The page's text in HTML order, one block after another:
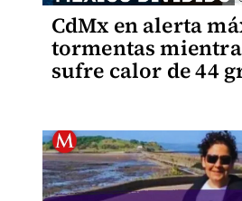
CdMx en alerta
tormentas
sufre calor de 44